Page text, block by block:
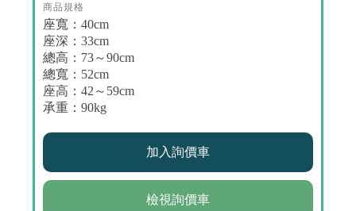
商品規格
座寬：40cm
座深：33cm
總高：73～90cm
總寬：52cm
座高：42～59cm
承重：90kg
檢視詢價車